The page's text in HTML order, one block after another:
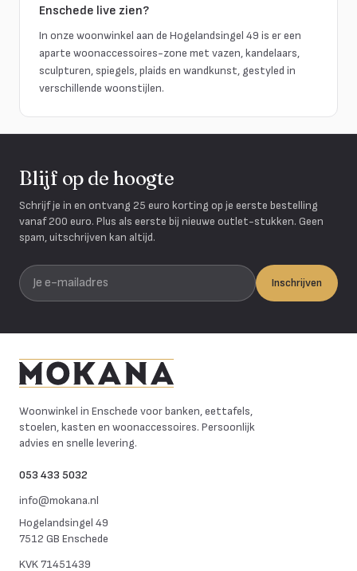
Enschede live zien?
In onze woonwinkel aan de Hogelandsingel 49 is er een
aparte woonaccessoires-zone met vazen, kandelaars,
sculpturen, spiegels, plaids en wandkunst, gestyled in
verschillende woonstijlen.
Blijf op de hoogte
Schrijf je in en ontvang 25 euro korting op je eerste bestelling
vanaf 200 euro. Plus als eerste bij nieuwe outlet-stukken. Geen
spam, uitschrijven kan altijd.
Je e-mailadres
Inschrijven
Woonwinkel in Enschede voor banken, eettafels,
stoelen, kasten en woonaccessoires. Persoonlijk
advies en snelle levering.
053 433 5032
info@mokana.nl
Hogelandsingel 49
7512 GB Enschede
KVK71451439